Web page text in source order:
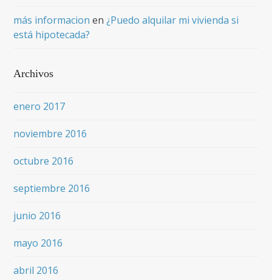
más informacion en¿Puedo alquilar mi vivienda si
está hipotecada?
Archivos
enero 2017
noviembre 2016
octubre 2016
septiembre 2016
junio 2016
mayo 2016
abril 2016